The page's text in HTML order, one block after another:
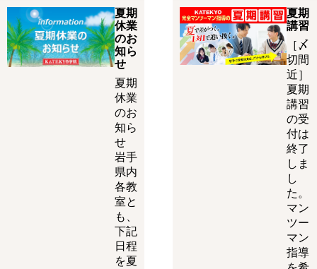
夏期
休業
のお
知ら
せ
夏期
休業
のお
知ら
せ
岩手
県内
各教
室と
も、
下記
日程
を夏
夏期
講習
［〆
切間
近］
夏期
講習
の受
付は
終了
しま
し
た。
マン
ツー
マン
指導